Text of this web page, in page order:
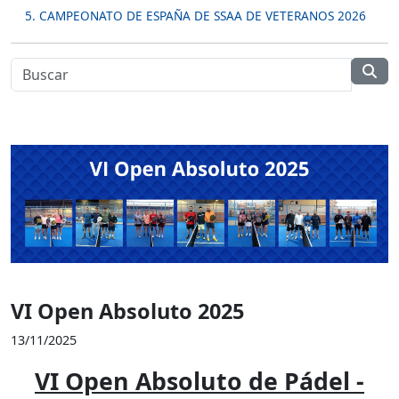
5. CAMPEONATO DE ESPAÑA DE SSAA DE VETERANOS 2026
VI Open Absoluto 2025
13/11/2025
VI Open Absoluto de Pádel -